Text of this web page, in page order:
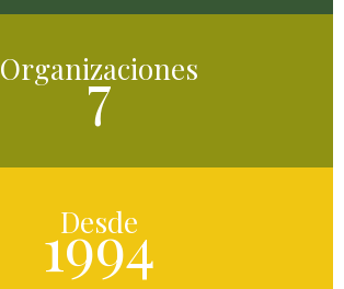
Organizaciones
7
Desde
1994